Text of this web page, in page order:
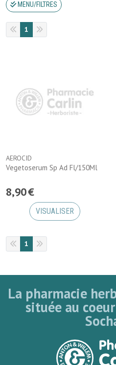
MENU/FILTRES
1
AEROCID
Vegetoserum Sp Ad Fl/150Ml
8,90€
VISUALISER
1
La pharmacie
située au